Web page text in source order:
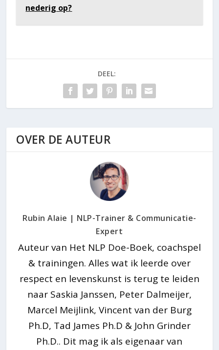
nederig op?
DEEL:
OVER DE AUTEUR
Rubin Alaie | NLP-Trainer & Communicatie-
Expert
Auteur van Het NLP Doe-Boek, coachspel
& trainingen. Alles wat ik leerde over
respect en levenskunst is terug te leiden
naar Saskia Janssen, Peter Dalmeijer,
Marcel Meijlink, Vincent van der Burg
Ph.D, Tad James Ph.D & John Grinder
Ph.D.. Dit mag ik als eigenaar van